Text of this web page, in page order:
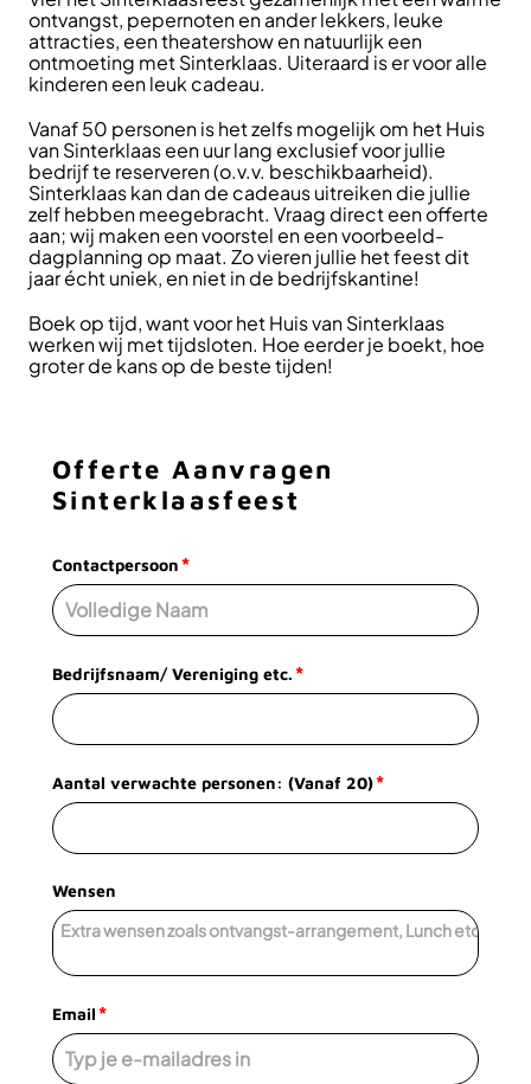
ontvangst, pepernoten en ander lekkers, leuke
attracties, een theatershow en natuurlijk een
ontmoeting met Sinterklaas. Uiteraard is er voor alle
kinderen een leuk cadeau.
Vanaf 50 personen is het zelfs mogelijk om het Huis
van Sinterklaas een uur lang exclusief voor jullie
bedrijf te reserveren (o.v.v. beschikbaarheid).
Sinterklaas kan dan de cadeaus uitreiken die jullie
zelf hebben meegebracht. Vraag direct een offerte
aan; wij maken een voorstel en een voorbeeld-
dagplanning op maat. Zo vieren jullie het feest dit
jaar écht uniek, en niet in de bedrijfskantine!
Boek op tijd, want voor het Huis van Sinterklaas
werken wij met tijdsloten. Hoe eerder je boekt, hoe
groter de kans op de beste tijden!
Offerte Aanvragen
Sinterklaasfeest
Contactpersoon*
Bedrijfsnaam/ Vereniging etc.*
Aantal verwachte personen: (Vanaf 20)*
Wensen
Email*